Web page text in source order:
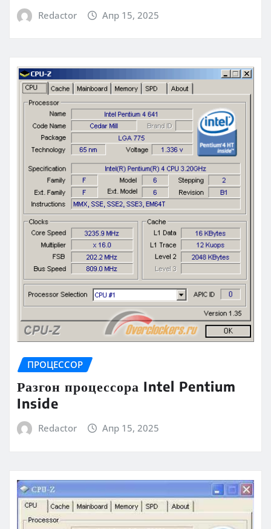
Redactor Апр 15, 2025
ПРОЦЕССОР
Разгон процессора Intel Pentium
Inside
Redactor Апр 15, 2025